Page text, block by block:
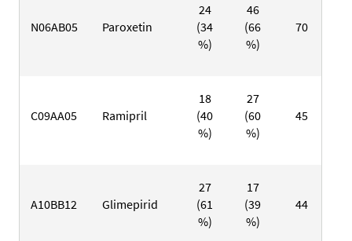
N06AB05 Paroxetin
24
(34
%)
46
(66
%)
70
C09AA05 Ramipril
18
(40
%)
27
(60
%)
45
A10BB12 Glimepirid
27
(61
%)
17
(39
%)
44